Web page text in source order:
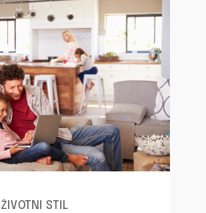
ŽIVOTNI STIL